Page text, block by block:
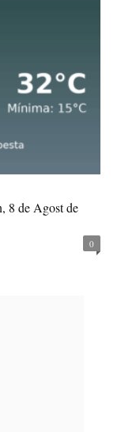
8 de Agost de
0